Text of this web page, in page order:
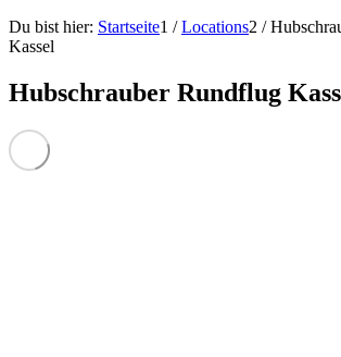
Du bist hier: Startseite1 / Locations2 /
Kassel
Hubschrauber Rundflug